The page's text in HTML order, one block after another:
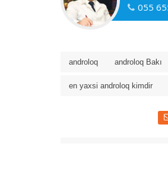
055
androloq androloq Bakı
en yaxsi androloq kimdir